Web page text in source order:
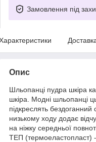
Замовлення під
Опис
Шльопанці пудра шкіра
шкіра. Модні шльопанці
підкреслять бездоганний
низькому ходу додає
на ніжку середньої
ТЕП (термоеластопласт)